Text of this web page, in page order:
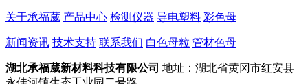
关于承福葳 产品中心 检测仪器 导电塑料 彩色母
新闻资讯 技术支持 联系我们 白色母粒 管材色母
湖北承福葳新材料科技有限公司 地址：湖北省黄冈市红安县